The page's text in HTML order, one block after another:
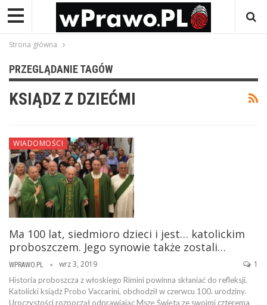
Strona główna
PRZEGLĄDANIE TAGÓW
KSIĄDZ Z DZIEĆMI
WIADOMOŚCI
Ma 100 lat, siedmioro dzieci i jest… katolickim
proboszczem. Jego synowie także zostali…
WPRAWO.PL wrz 3, 2019 1
Historia proboszcza z włoskiego Rimini powinna skłaniać do refleksji.
Katolicki ksiądz Probo Vaccarini, obchodził w czerwcu 100. urodziny.
Uroczystości rozpoczął odprawiając Mszę Świętą ze swoimi czterema